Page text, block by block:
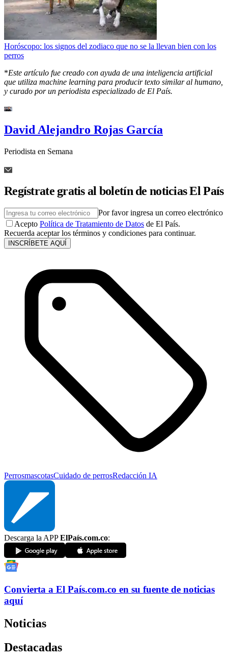
Horóscopo: los signos del zodiaco que no se la llevan bien con los
perros
*Este artículo fue creado con ayuda de una inteligencia artificial
que utiliza machine learning para producir texto similar al humano,
y curado por un periodista especializado de El País.
David Alejandro Rojas García
Periodista en Semana
Regístrate gratis al boletín de noticias El País
Por favor ingresa un correo electrónico
Acepto Política de Tratamiento de Datos de El País.
Recuerda aceptar los términos y condiciones para continuar.
INSCRÍBETE AQUÍ
PerrosmascotasCuidado de perrosRedacción IA
Descarga la APPElPaís.com.co:
Convierta a El País.com.co en su fuente de noticias
aquí
Noticias
Destacadas